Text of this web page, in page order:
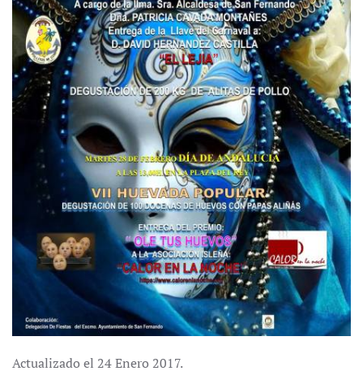
Actualizado el 24 Enero 2017.